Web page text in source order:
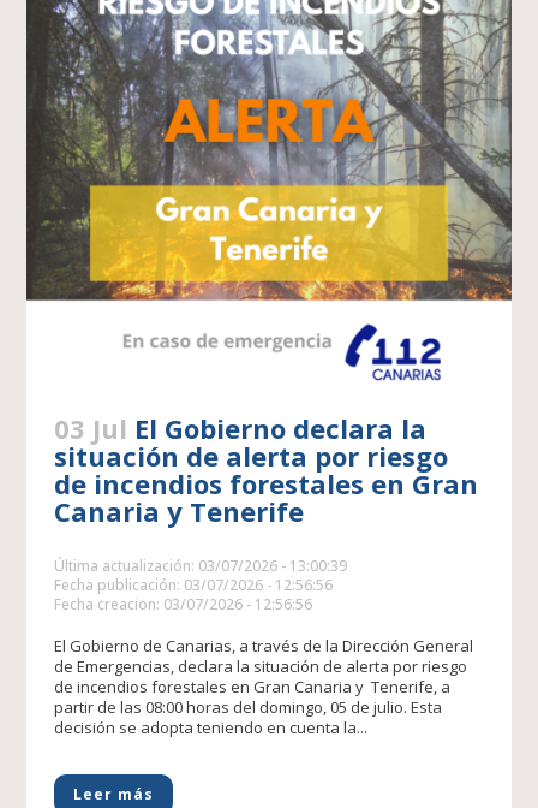
03 Jul El Gobierno declara la
situación de alerta por riesgo
de incendios forestales en Gran
Canaria y Tenerife
Última actualización: 03/07/2026 - 13:00:39
Fecha publicación: 03/07/2026 - 12:56:56
Fecha creacion: 03/07/2026 - 12:56:56
El Gobierno de Canarias, a través de la Dirección General
de Emergencias, declara la situación de alerta por riesgo
de incendios forestales en Gran Canaria y Tenerife, a
partir de las 08:00 horas del domingo, 05 de julio. Esta
decisión se adopta teniendo en cuenta la...
Leer más